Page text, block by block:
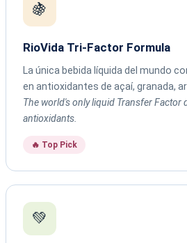
🍇
RioVida Tri-Factor Formula
La única bebida líquida del mundo
en antioxidantes de açaí, granada,
The world's only liquid Transfer
antioxidants.
🔥 Top Pick
💚